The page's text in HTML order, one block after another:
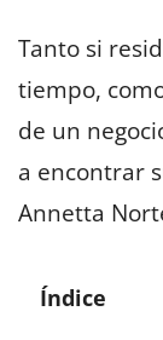
Tanto si
tiempo,
de un
a encontrar
Annetta
Índice